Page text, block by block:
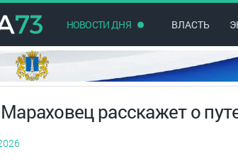
НОВОСТИ ДНЯ ВЛАСТЬ
расскажет о